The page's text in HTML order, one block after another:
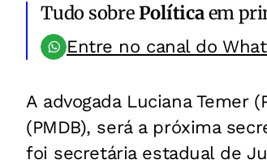
Tudo sobrePolíticaem
Entre no canal do
A advogada Luciana Temer
(PMDB), será a próxima
foi secretária estadual de